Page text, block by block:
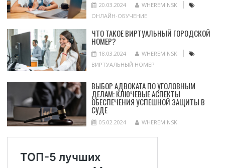
20.03.2024
WHEREMINSK
ОНЛАЙН-ОБУЧЕНИЕ
ЧТО ТАКОЕ ВИРТУАЛЬНЫЙ ГОРОДСКОЙ
НОМЕР?
18.03.2024
WHEREMINSK
ВИРТУАЛЬНЫЙ НОМЕР
ВЫБОР АДВОКАТА ПО УГОЛОВНЫМ
ДЕЛАМ: КЛЮЧЕВЫЕ АСПЕКТЫ
ОБЕСПЕЧЕНИЯ УСПЕШНОЙ ЗАЩИТЫ В
СУДЕ
05.02.2024 WHEREMINSK